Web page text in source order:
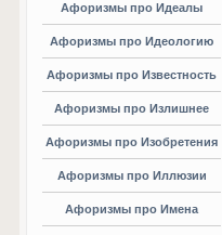
Афоризмы про Идеалы
Афоризмы про Идеологию
Афоризмы про Известность
Афоризмы про Излишнее
Афоризмы про Изобретения
Афоризмы про Иллюзии
Афоризмы про Имена